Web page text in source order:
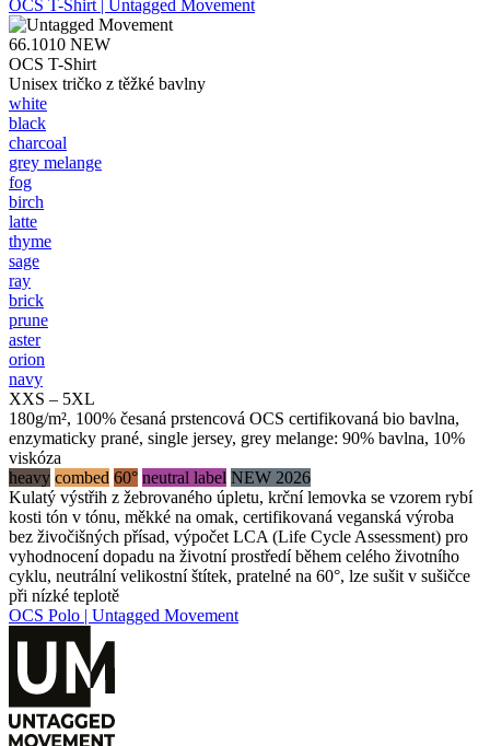
OCS T-Shirt | Untagged Movement
66.1010 NEW
OCS T-Shirt
Unisex tričko z těžké bavlny
white
black
charcoal
grey melange
fog
birch
latte
thyme
sage
ray
brick
prune
aster
orion
navy
XXS – 5XL
180g/m², 100% česaná prstencová OCS certifikovaná bio bavlna,
enzymaticky prané, single jersey, grey melange: 90% bavlna, 10%
viskóza
heavy combed 60° neutral label NEW 2026
Kulatý výstřih z žebrovaného úpletu, krční lemovka se vzorem rybí
kosti tón v tónu, měkké na omak, certifikovaná veganská výroba
bez živočišných přísad, výpočet LCA (Life Cycle Assessment) pro
vyhodnocení dopadu na životní prostředí během celého životního
cyklu, neutrální velikostní štítek, pratelné na 60°, lze sušit v sušičce
při nízké teplotě
OCS Polo | Untagged Movement